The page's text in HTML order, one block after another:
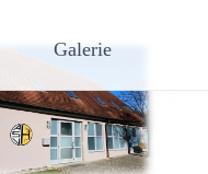
Galerie